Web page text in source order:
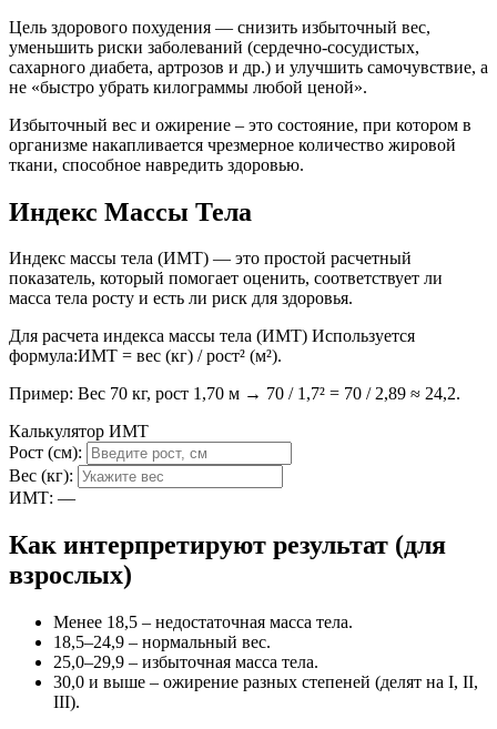
Цель здорового похудения — снизить избыточный вес,
уменьшить риски заболеваний (сердечно‑сосудистых,
сахарного диабета, артрозов и др.) и улучшить самочувствие, а
не «быстро убрать килограммы любой ценой».
Избыточный вес и ожирение – это состояние, при котором в
организме накапливается чрезмерное количество жировой
ткани, способное навредить здоровью.
Индекс Массы Тела
Индекс массы тела (ИМТ) — это простой расчетный
показатель, который помогает оценить, соответствует ли
масса тела росту и есть ли риск для здоровья.
Для расчета индекса массы тела (ИМТ) Используется
формула:ИМТ = вес (кг) / рост² (м²).
Пример: Вес 70 кг, рост 1,70 м → 70 / 1,7² = 70 / 2,89 ≈ 24,2.
Калькулятор ИМТ
Рост (см):
Вес (кг):
ИМТ: —
Как интерпретируют результат (для
взрослых)
Менее 18,5 – недостаточная масса тела.
18,5–24,9 – нормальный вес.
25,0–29,9 – избыточная масса тела.
30,0 и выше – ожирение разных степеней (делят на I, II,
III).